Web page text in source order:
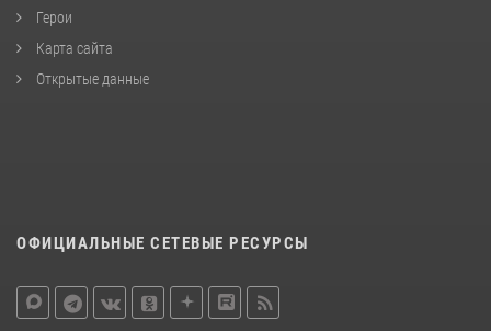
Герои
Карта сайта
Открытые данные
ОФИЦИАЛЬНЫЕ СЕТЕВЫЕ РЕСУРСЫ